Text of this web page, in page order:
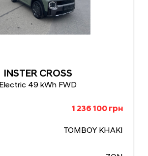
INSTER CROSS
Electric 49 kWh FWD
1 236 100 грн
TOMBOY KHAKI